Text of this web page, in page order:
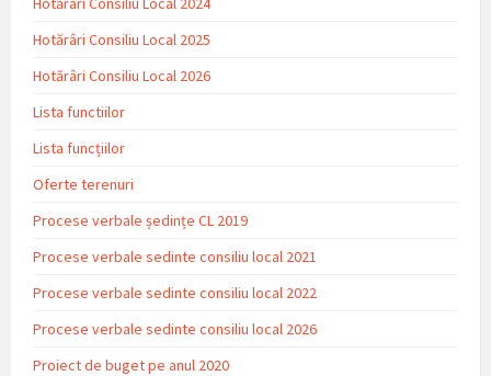
Hotărâri Consiliu Local 2025
Hotărâri Consiliu Local 2026
Lista functiilor
Lista funcțiilor
Oferte terenuri
Procese verbale ședințe CL 2019
Procese verbale sedinte consiliu local 2021
Procese verbale sedinte consiliu local 2022
Procese verbale sedinte consiliu local 2026
Proiect de buget pe anul 2020